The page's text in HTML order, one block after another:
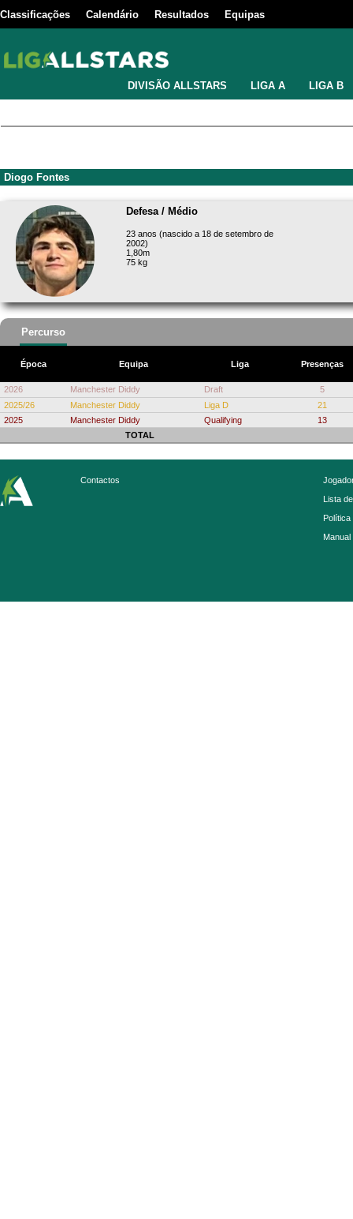
Classificações Calendário Resultados Equipas
DIVISÃO ALLSTARS LIGA A LIGA B
Diogo Fontes
Defesa / Médio
23 anos (nascido a 18 de setembro de
2002)
1,80m
75 kg
Percurso
Época Equipa Liga Presenças
2026 Manchester Diddy Draft
5
2025/26
Manchester Diddy Liga D
21
2025
Manchester Diddy Qualifying
13
TOTAL
Contactos
Lista
Política